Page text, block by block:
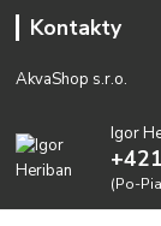
Kontakty
AkvaShop s.r.o.
Igor
(Po-